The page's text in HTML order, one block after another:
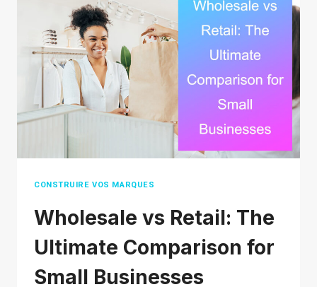
AUTHORIZED
RETAILER:
STEP-
BY-
STEP
GUIDE
CONSTRUIRE VOS MARQUES
Wholesale vs Retail: The
Ultimate Comparison for
Small Businesses